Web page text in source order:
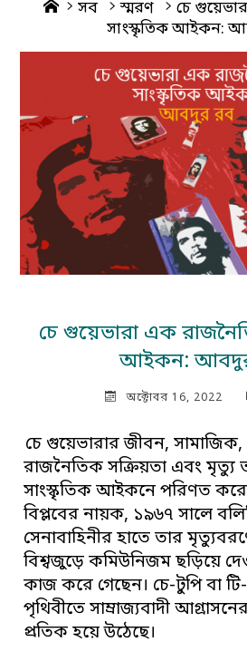
Home
সব স্মরণ
চে
সাংস্কৃতিক আইকন:
চে গুয়েভারা এক
আইকন:
অক্টোবর 16, 2022
চে গুয়েভারার জীবন, সামাজিক,
রাজনৈতিক সক্রিয়তা এবং
সাংস্কৃতিক আইকনে পরিণত
বিপ্লবের নায়ক, ১৯৬৭ সালে
সেনাবাহিনীর হাতে তার
বিশ্বজুড়ে কমিউনিজম ছড়িয়ে
কাজ করে গেছেন। চে-টুপি বা
পৃথিবীতে সাম্রাজ্যবাদী
প্রতিক হয়ে উঠেছে।